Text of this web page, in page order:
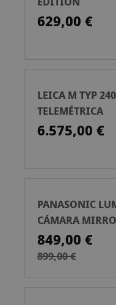
629,00 €
LEICA M TYP
TELEMÉTRICA
6.575,00 €
PANASONIC
CÁMARA
849,00 €
899,00 €